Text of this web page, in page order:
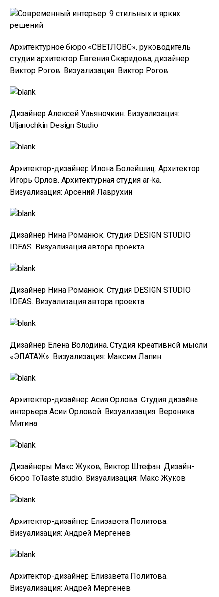
Архитектурное бюро «СВЕТЛОВО», руководитель
студии архитектор Евгения Скаридова, дизайнер
Виктор Рогов. Визуализация: Виктор Рогов
Дизайнер Алексей Ульяночкин. Визуализация:
Uljanochkin Design Studio
Архитектор-дизайнер Илона Болейшиц. Архитектор
Игорь Орлов. Архитектурная студия ar-ka.
Визуализация: Арсений Лаврухин
Дизайнер Нина Романюк. Студия DESIGN STUDIO
IDEAS. Визуализация автора проекта
Дизайнер Нина Романюк. Студия DESIGN STUDIO
IDEAS. Визуализация автора проекта
Дизайнер Елена Володина. Студия креативной мысли
«ЭПАТАЖ». Визуализация: Максим Лапин
Архитектор-дизайнер Асия Орлова. Студия дизайна
интерьера Асии Орловой. Визуализация: Вероника
Митина
Дизайнеры Макс Жуков, Виктор Штефан. Дизайн-
бюро ToTaste.studio. Визуализация: Макс Жуков
Архитектор-дизайнер Елизавета Политова.
Визуализация: Андрей Мергенев
Архитектор-дизайнер Елизавета Политова.
Визуализация: Андрей Мергенев